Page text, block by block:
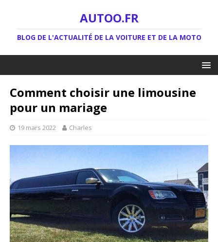
AUTOO.FR
BLOG DE L'ACTUALITÉ DE LA VOITURE ET DE LA MOTO
Comment choisir une limousine
pour un mariage
19 mars 2022 Charles